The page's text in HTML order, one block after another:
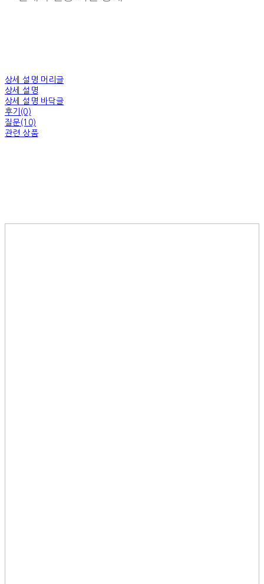
상세 설명 머리글
상세 설명
상세 설명 바닥글
후기(0)
질문(10)
관련 상품